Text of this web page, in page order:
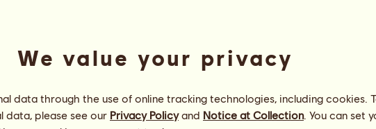
10%
6%
We value your privacy
data through the use of online tracking technologies, including cookies.
data, please see our Privacy Policyand Notice at Collection. You can set